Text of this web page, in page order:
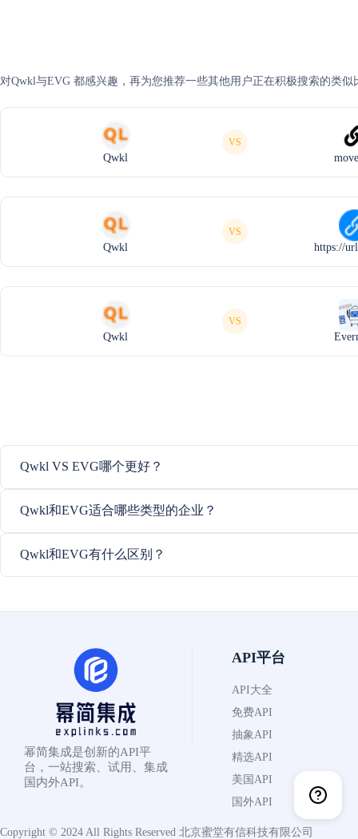
对Qwkl与EVG 都感兴趣，再为您推荐一些其他用户正在积极搜索的类似
Qwkl
VS
Qwkl
VS
https://
Qwkl
VS
Qwkl VS EVG哪个更好？
Qwkl和EVG适合哪些类型的企业？
Qwkl和EVG有什么区别？
幂简集成是创新的API平
台，一站搜索、试用、集成
国内外API。
API平台
API大全
免费API
抽象API
精选API
美国API
国外API
Copyright © 2024 All Rights Reserved 北京蜜堂有信科技有限公司